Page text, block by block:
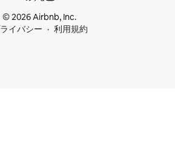
© 2026 Airbnb, Inc.
イバシー
利用規約